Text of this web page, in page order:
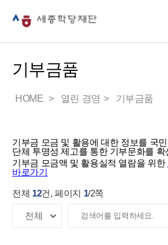
기부금품
HOME 열린 경영 기부금품
기부금 모금 및 활용에 대한 정보를 국
단체 투명성 제고를 통한 기부문화를 확
기부금 모금액 및 활용실적 열람을 위한
바로가기
전체 12건, 페이지 1/2쪽